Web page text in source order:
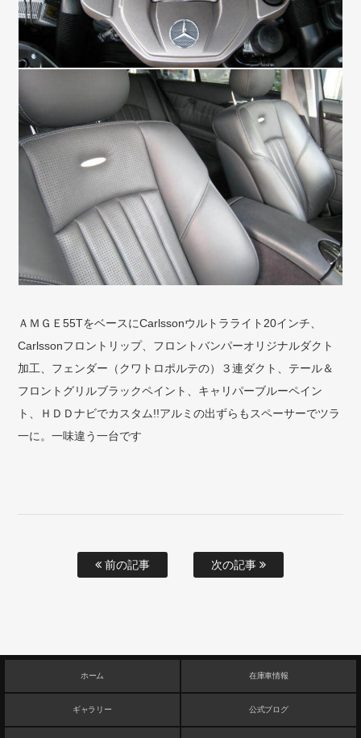
ＡＭＧＥ55TをベースにCarlssonウルトラライト20インチ、
Carlssonフロントリップ、フロントバンパーオリジナルダクト
加工、フェンダー（クワトロポルテの）３連ダクト、テール＆
フロントグリルブラックペイント、キャリパーブルーペイン
ト、ＨＤＤナビでカスタム!!アルミの出ずらもスペーサーでツラ
一に。一味違う一台です
前の記事 次の記事
ホーム 在庫車情報
ギャラリー 公式ブログ